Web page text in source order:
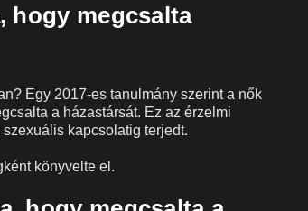
hogy megcsalta
Egy 2017-es tanulmány szerint a nők
a házastársát. Ez az érzelmi
kapcsolatig terjedt.
könyvelte el.